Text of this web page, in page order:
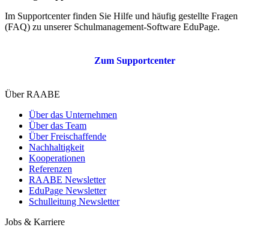
Im Supportcenter finden Sie Hilfe und häufig gestellte Fragen
(FAQ) zu unserer Schulmanagement-Software EduPage.
Zum Supportcenter
Über RAABE
Über das Unternehmen
Über das Team
Über Freischaffende
Nachhaltigkeit
Kooperationen
Referenzen
RAABE Newsletter
EduPage Newsletter
Schulleitung Newsletter
Jobs & Karriere